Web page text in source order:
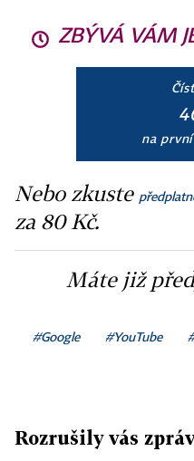
ZBÝVÁ VÁM
na
Nebo zkuste
za 80 Kč.
Máte již
#Google #YouTube
Rozrušily vás